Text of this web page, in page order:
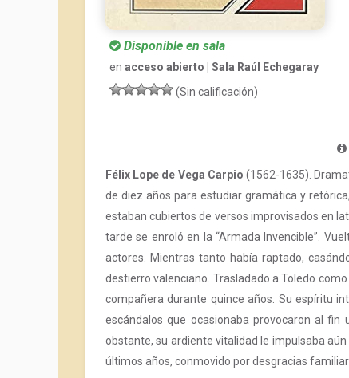
Disponible en sala
en acceso abierto | Sala Raúl Echegaray
(Sin calificación)
Félix Lope de Vega Carpio (1562-1635).
de diez años para estudiar gramática y
estaban cubiertos de versos improvisados en
tarde se enroló en la “Armada Invencible”.
actores. Mientras tanto había raptado,
destierro valenciano. Trasladado a Toledo
compañera durante quince años. Su espíritu
escándalos que ocasionaba provocaron al
obstante, su ardiente vitalidad le impulsaba
últimos años, conmovido por desgracias